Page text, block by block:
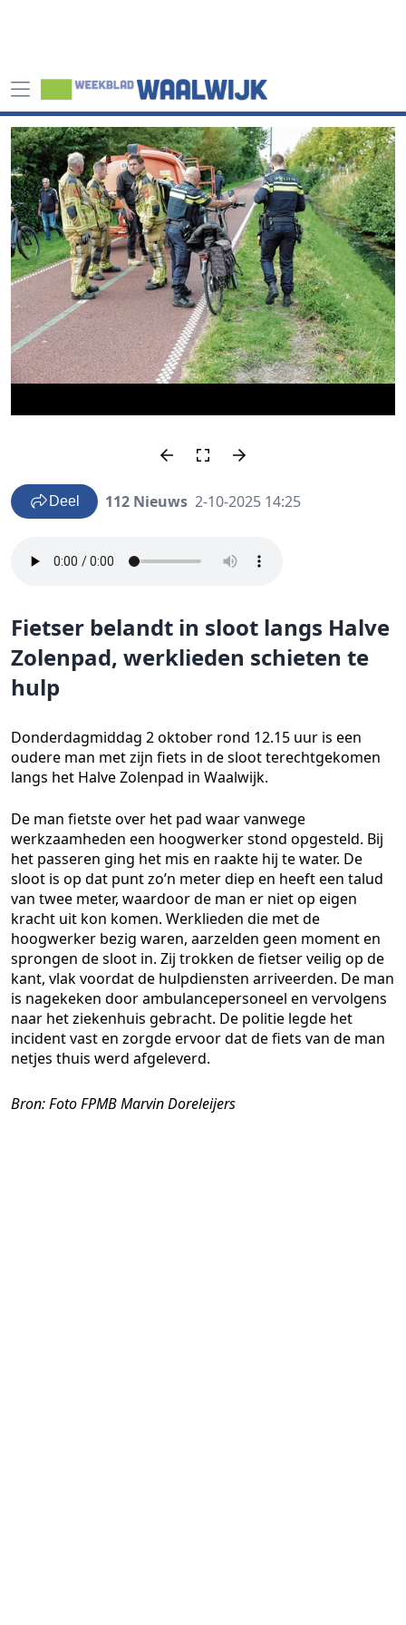
Deel 112 Nieuws 2-10-2025 14:25
Fietser belandt in sloot langs Halve
Zolenpad, werklieden schieten te
hulp
Donderdagmiddag 2 oktober rond 12.15 uur is een
oudere man met zijn fiets in de sloot terechtgekomen
langs het Halve Zolenpad in Waalwijk.
De man fietste over het pad waar vanwege
werkzaamheden een hoogwerker stond opgesteld. Bij
het passeren ging het mis en raakte hij te water. De
sloot is op dat punt zo’n meter diep en heeft een talud
van twee meter, waardoor de man er niet op eigen
kracht uit kon komen. Werklieden die met de
hoogwerker bezig waren, aarzelden geen moment en
sprongen de sloot in. Zij trokken de fietser veilig op de
kant, vlak voordat de hulpdiensten arriveerden. De man
is nagekeken door ambulancepersoneel en vervolgens
naar het ziekenhuis gebracht. De politie legde het
incident vast en zorgde ervoor dat de fiets van de man
netjes thuis werd afgeleverd.
Bron: Foto FPMB Marvin Doreleijers